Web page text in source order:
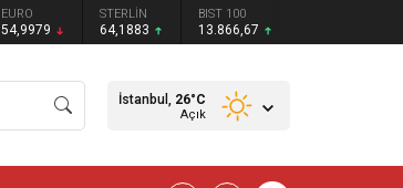
EURO
54,9979
STERLİN
64,1883
BIST 100
13.866,67
İstanbul, 26°C
Açık